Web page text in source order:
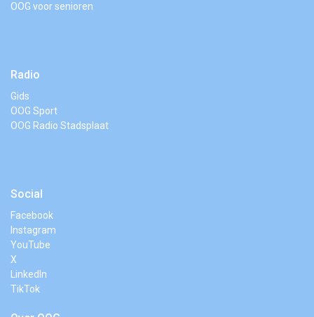
OOG voor senioren
Radio
Gids
OOG Sport
OOG Radio Stadsplaat
Social
Facebook
Instagram
YouTube
X
LinkedIn
TikTok